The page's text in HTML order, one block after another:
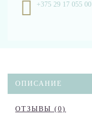
+375 29 17 055 00
ОПИСАНИЕ
ОТЗЫВЫ (0)